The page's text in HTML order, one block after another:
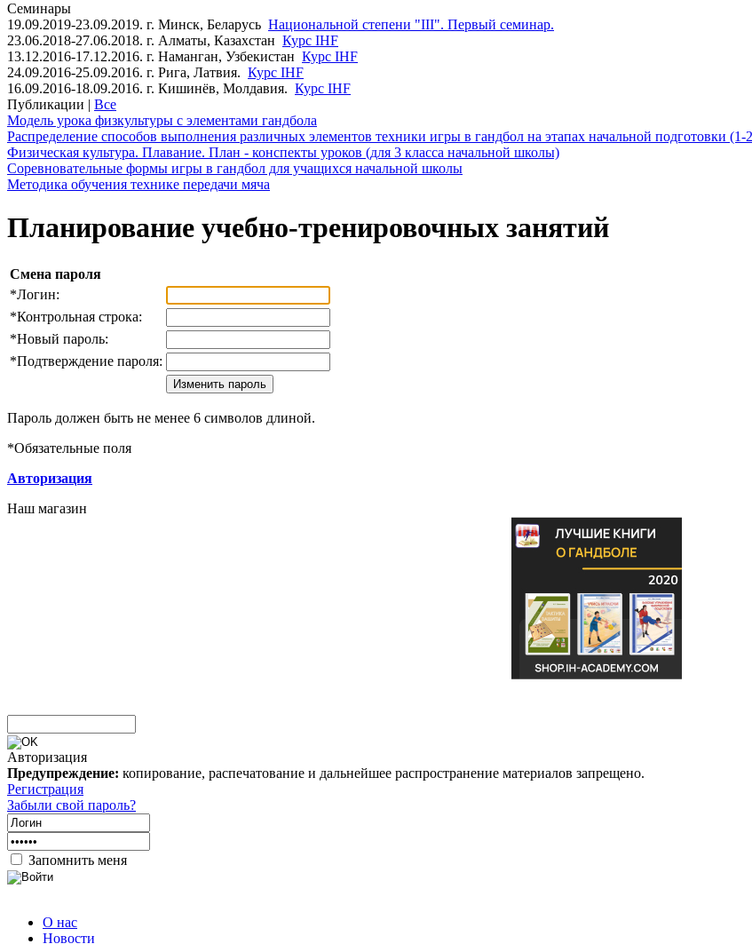
Семинары
19.09.2019-23.09.2019. г. Минск, Беларусь Национальной степени "III". Первый семинар.
23.06.2018-27.06.2018. г. Алматы, Казахстан Курс IHF
13.12.2016-17.12.2016. г. Наманган, Узбекистан Курс IHF
24.09.2016-25.09.2016. г. Рига, Латвия. Курс IHF
16.09.2016-18.09.2016. г. Кишинёв, Молдавия. Курс IHF
Публикации | Все
Модель урока физкультуры с элементами гандбола
Распределение способов выполнения различных элементов техники игры в гандбол на этапах начальной подготовки
Физическая культура. Плавание. План - конспекты уроков (для 3 класса начальной школы)
Соревновательные формы игры в гандбол для учащихся начальной школы
Методика обучения технике передачи мяча
Планирование учебно-тренировочных занятий
Смена пароля
*Логин:
*Контрольная строка:
*Новый пароль:
*Подтверждение пароля:
Пароль должен быть не менее 6 символов длиной.
*Обязательные поля
Авторизация
Наш магазин
Авторизация
Предупреждение: копирование, распечатование и дальнейшее распространение материалов запрещено.
Регистрация
Забыли свой пароль?
Запомнить меня
О нас
Новости